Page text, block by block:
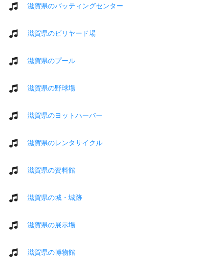
滋賀県のバッティングセンター
滋賀県のビリヤード場
滋賀県のプール
滋賀県の野球場
滋賀県のヨットハーバー
滋賀県のレンタサイクル
滋賀県の資料館
滋賀県の城・城跡
滋賀県の展示場
滋賀県の博物館